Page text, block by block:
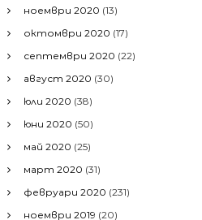
ноември 2020 (13)
октомври 2020 (17)
септември 2020 (22)
август 2020 (30)
юли 2020 (38)
юни 2020 (50)
май 2020 (25)
март 2020 (31)
февруари 2020 (231)
ноември 2019 (20)